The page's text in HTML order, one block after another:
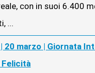
con in suoi 6.400
...
| 20 marzo | Giornata
Felicità